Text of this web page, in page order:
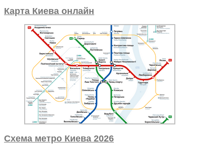
Карта Киева онлайн
Схема метро Киева 2026